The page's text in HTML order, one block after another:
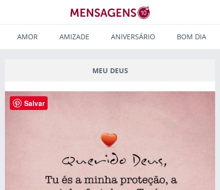
AMOR AMIZADE ANIVERSÁRIO BOM DIA
MEU DEUS
Salvar